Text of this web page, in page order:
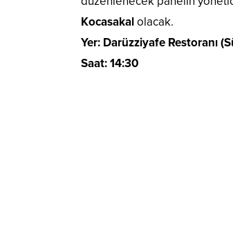
Kocasakalolacak.
Yer: Darüzziyafe Restoranı
Saat: 14:30